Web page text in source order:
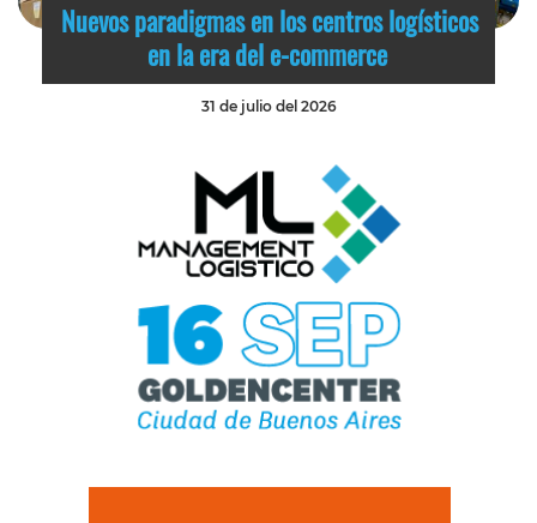
Nuevos paradigmas en los centros logísticos
en la era del e-commerce
31 de julio del 2026